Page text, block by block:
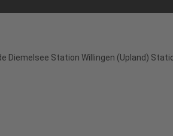
Diemelsee Station Willingen (Upland)